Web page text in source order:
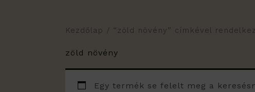
Kezdőlap / “zöld növény” címkével
zöld növény
Egy termék se felelt meg a